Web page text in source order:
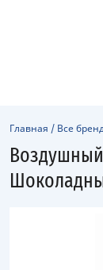
Главная / Все